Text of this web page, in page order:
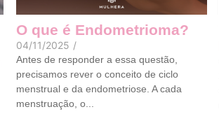
O que é Endometrioma?
04/11/2025 /
Antes de responder a essa questão,
precisamos rever o conceito de ciclo
menstrual e da endometriose. A cada
menstruação, o...